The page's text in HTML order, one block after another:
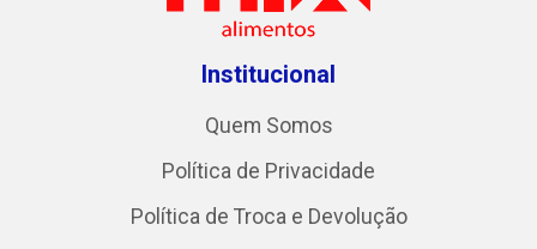
Institucional
Quem Somos
Política de Privacidade
Política de Troca e Devolução